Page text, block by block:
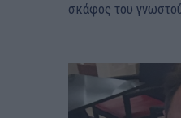
σκάφος του